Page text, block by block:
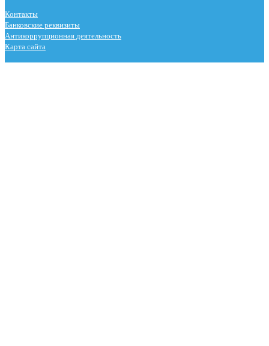
Контакты
Банковские реквизиты
Антикоррупционная деятельность
Карта сайта